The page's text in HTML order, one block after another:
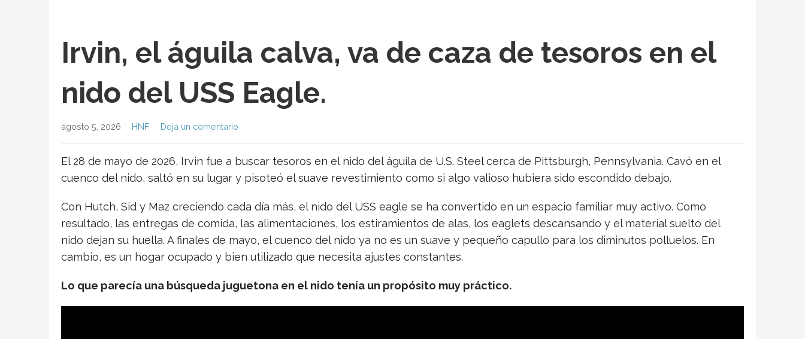
Irvin, el águila calva, va de caza de tesoros en el
nido del USS Eagle.
agosto 5, 2026 HNF Deja un comentario
El 28 de mayo de 2026, Irvin fue a buscar tesoros en el nido del águila de U.S. Steel cerca de Pittsburgh, Pennsylvania. Cavó en el
cuenco del nido, saltó en su lugar y pisoteó el suave revestimiento como si algo valioso hubiera sido escondido debajo.
Con Hutch, Sid y Maz creciendo cada día más, el nido del USS eagle se ha convertido en un espacio familiar muy activo. Como
resultado, las entregas de comida, las alimentaciones, los estiramientos de alas, los eaglets descansando y el material suelto del
nido dejan su huella. A finales de mayo, el cuenco del nido ya no es un suave y pequeño capullo para los diminutos polluelos. En
cambio, es un hogar ocupado y bien utilizado que necesita ajustes constantes.
Lo que parecía una búsqueda juguetona en el nido tenía un propósito muy práctico.